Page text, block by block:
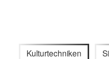
Kulturtechniken